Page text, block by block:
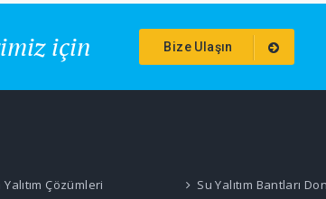
için Bize Ulaşın
Çözümleri Su Yalıtım Bantları